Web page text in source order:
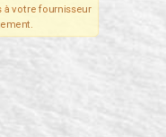
à votre fournisseur